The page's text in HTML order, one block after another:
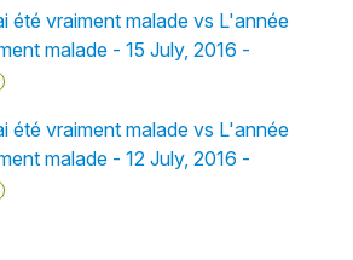
été vraiment malade vs L'année
malade - 15 July, 2016 -
été vraiment malade vs L'année
malade - 12 July, 2016 -